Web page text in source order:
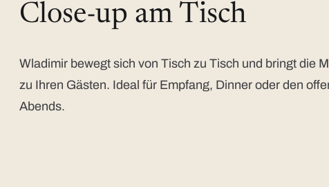
Close-up am Tisch
Wladimir bewegt sich von Tisch zu Tisch und bringt die
zu Ihren Gästen. Ideal für Empfang, Dinner oder den
Abends.